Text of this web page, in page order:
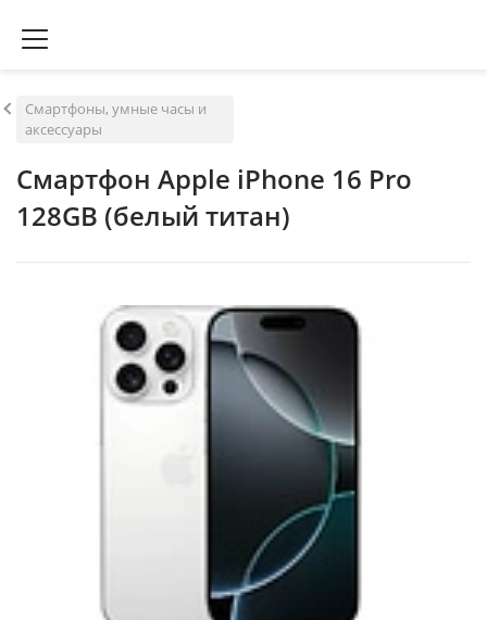
Смартфоны, умные часы и
аксессуары
Смартфон Apple iPhone 16 Pro
128GB (белый титан)